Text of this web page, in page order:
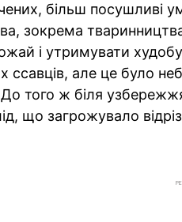
більш посушливі
зокрема
і утримувати
ссавців, але це було
того ж біля
що загрожувало